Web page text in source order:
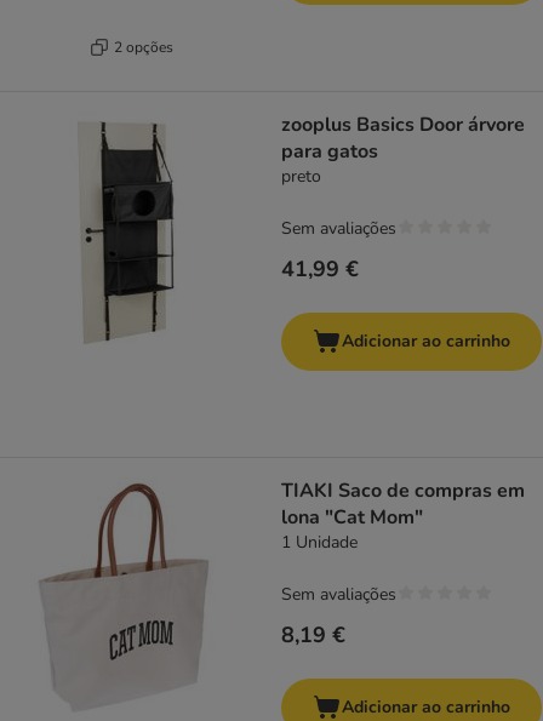
2 opções
zooplus Basics Door árvore
para gatos
preto
41,99 €
Sem avaliações
Adicionar ao carrinho
TIAKI Saco de compras em
lona "Cat Mom"
1 Unidade
8,19 €
Sem avaliações
Adicionar ao carrinho